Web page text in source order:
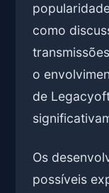
como
o
de
Os
possíveis